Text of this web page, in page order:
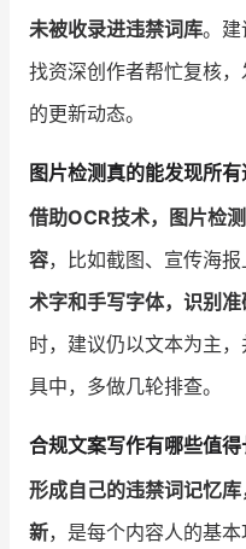
未被收录进违禁词库。建
找资深创作者帮忙复核
的更新动态。
图片检测真的能发现所有
借助OCR技术，图片检
容，比如截图、宣传海
术字和手写字体，识别
时，建议仍以文本为主
具中，多做几轮排查。
合规文案写作有哪些值得
形成自己的违禁词记忆
新，是每个内容人的基